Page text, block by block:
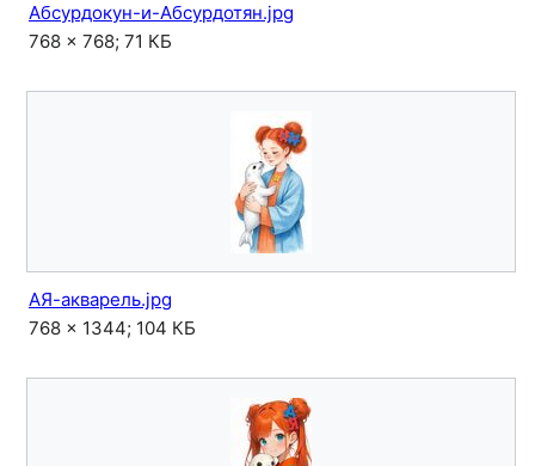
Абсурдокун-и-Абсурдотян.jpg
768 × 768; 71 КБ
АЯ-акварель.jpg
768 × 1344; 104 КБ